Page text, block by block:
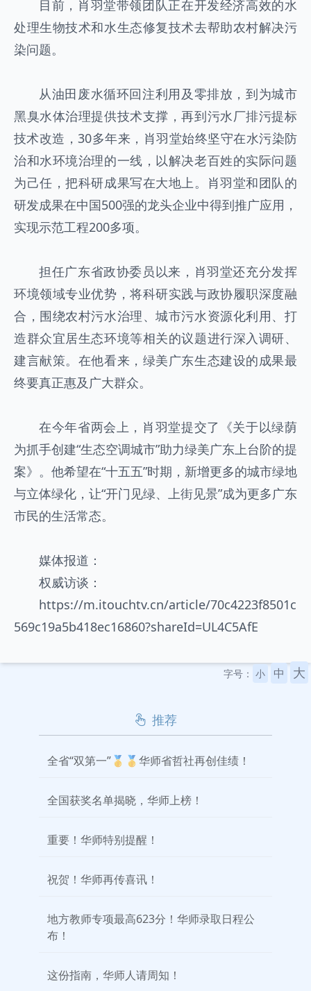
目前，肖羽堂带领团队正在开发经济高效的水
处理生物技术和水生态修复技术去帮助农村解决污
染问题。
从油田废水循环回注利用及零排放，到为城市
黑臭水体治理提供技术支撑，再到污水厂排污提标
技术改造，30多年来，肖羽堂始终坚守在水污染防
治和水环境治理的一线，以解决老百姓的实际问题
为己任，把科研成果写在大地上。肖羽堂和团队的
研发成果在中国500强的龙头企业中得到推广应用，
实现示范工程200多项。
担任广东省政协委员以来，肖羽堂还充分发挥
环境领域专业优势，将科研实践与政协履职深度融
合，围绕农村污水治理、城市污水资源化利用、打
造群众宜居生态环境等相关的议题进行深入调研、
建言献策。在他看来，绿美广东生态建设的成果最
终要真正惠及广大群众。
在今年省两会上，肖羽堂提交了《关于以绿荫
为抓手创建“生态空调城市”助力绿美广东上台阶的提
案》。他希望在“十五五”时期，新增更多的城市绿地
与立体绿化，让“开门见绿、上街见景”成为更多广东
市民的生活常态。
媒体报道：
权威访谈：
https://m.itouchtv.cn/article/70c4223f8501c
569c19a5b418ec16860?shareId=UL4C5AfE
字号： 小 中 大
推荐
全省“双第一”🥇🥇华师省哲社再创佳绩！
全国获奖名单揭晓，华师上榜！
重要！华师特别提醒！
祝贺！华师再传喜讯！
地方教师专项最高623分！华师录取日程公
布！
这份指南，华师人请周知！